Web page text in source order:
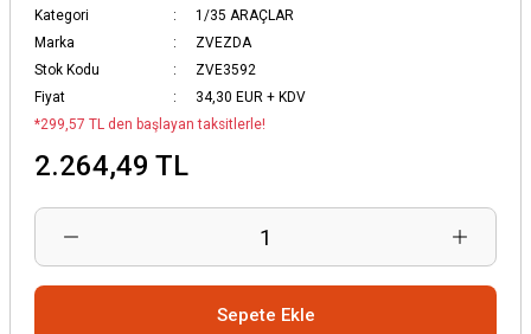
Kategori
1/35 ARAÇLAR
Marka
ZVEZDA
Stok Kodu
ZVE3592
Fiyat
34,30 EUR + KDV
*299,57 TL den başlayan taksitlerle!
2.264,49 TL
Sepete Ekle